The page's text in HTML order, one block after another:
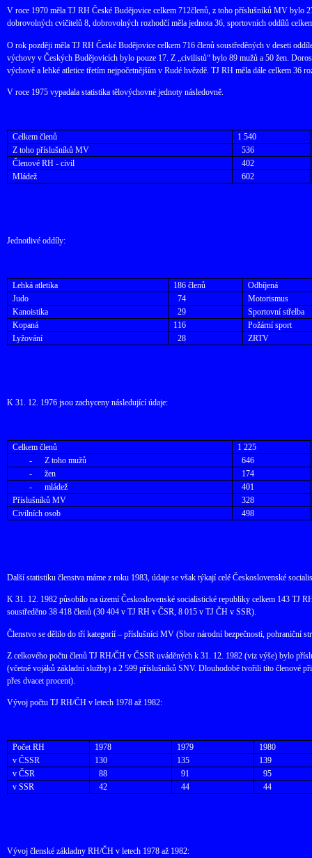
V roce 1970 měla TJ RH České Budějovice celkem 712členů, z toho příslušníků MV bylo
dobrovolných cvičitelů 8, dobrovolných rozhodčí měla jednota 36, sportovních oddílů
O rok později měla TJ RH České Budějovice celkem 716 členů soustředěných v deseti
výchovy v Českých Budějovicích bylo pouze 17. Z „civilistů“ bylo 89 mužů a 50 žen.
výchově a lehké atletice třetím nejpočetnějším v Rudé hvězdě. TJ RH měla dále celkem 36
V roce 1975 vypadala statistika tělovýchovné jednoty následovně.
Celkem členů
1 540
Z toho příslušníků MV
536
Členové RH - civil
402
Mládež
602
Jednotlivé oddíly:
Lehká atletika 186 členů
Odbíjená
Judo
74
Motorismus
Kanoistika
29
Sportovní střelba
Kopaná
116
Požární sport
Lyžování
28 ZRTV
K 31. 12. 1976 jsou zachyceny následující údaje:
Celkem členů
1 225
-
Z toho mužů
646
-
žen
174
-
mládež
401
Příslušníků MV
328
Civilních osob
498
Další statistiku členstva máme z roku 1983, údaje se však týkají celé Československé
K 31. 12. 1982 působilo na území Československé socialistické republiky celkem 143 TJ
soustředěno 38 418 členů (30 404 v TJ RH v ČSR, 8 015 v TJ ČH v SSR).
Členstvo se dělilo do tří kategorií – příslušníci MV (Sbor národní bezpečnosti, pohraniční
Z celkového počtu členů TJ RH/ČH v ČSSR uváděných k 31. 12. 1982 (viz výše) bylo
(včetně vojáků základní služby) a 2 599 příslušníků SNV. Dlouhodobě tvořili tito členové
přes dvacet procent).
Vývoj počtu TJ RH/ČH v letech 1978 až 1982:
Počet RH 1978 1979
1980
v ČSSR
130 135
139
v ČSR
88 91
95
v SSR
42 44 44
Vývoj členské základny RH/ČH v letech 1978 až 1982: